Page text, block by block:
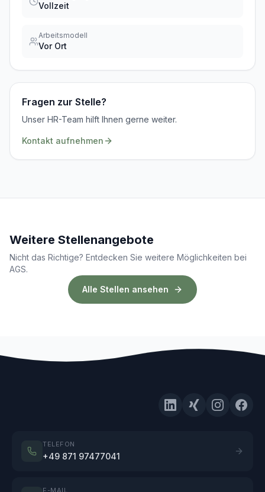
Vollzeit
Arbeitsmodell
Vor Ort
Fragen zur Stelle?
Unser HR-Team hilft Ihnen gerne weiter.
Kontakt aufnehmen
Weitere Stellenangebote
Nicht das Richtige? Entdecken Sie weitere Möglichkeiten bei
AGS.
Alle Stellen ansehen
TELEFON
+49 871 97477041
E-MAIL